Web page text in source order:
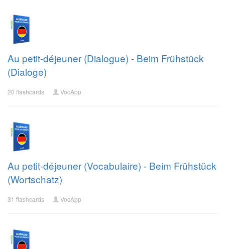
Au petit-déjeuner (Dialogue) - Beim Frühstück
(Dialoge)
20 flashcards VocApp
Au petit-déjeuner (Vocabulaire) - Beim Frühstück
(Wortschatz)
31 flashcards VocApp